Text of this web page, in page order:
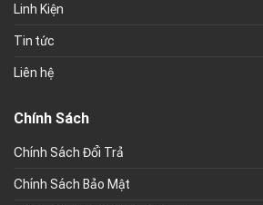
Linh Kiện
Tin tức
Liên hệ
Chính Sách
Chính Sách Đổi Trả
Chính Sách Bảo Mật